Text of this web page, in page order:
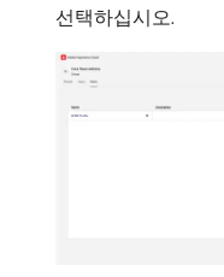
선택하십시오.